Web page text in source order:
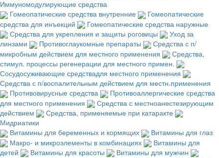
Иммуномодулирующие средства
Гомеопатические средства внутренние
Гомеопатические
средства для инъекций
Гомеопатические средства наружные
Средства для укрепления и защиты роговицы
Уход за
линзами
Противоглаукомные препараты
Средства с п/
микробным действием для местного применения
Средства,
стимул. процессы регенерации для местного примен.
Сосудосуживающие средствадля местного применения
Средства с п/воспалительным действием для местн.применения
Противовирусные средства
Противоаллергические средства
для местного применения
Средства с местноанестезирующим
действием
Средства, применяемые при катаракте
Мидриатики
Витамины для беременных и кормящих
Витамины для глаз
Макро- и микроэлементы в комбинациях
Витамины для
детей
Витамины для красоты
Витамины для мужчин